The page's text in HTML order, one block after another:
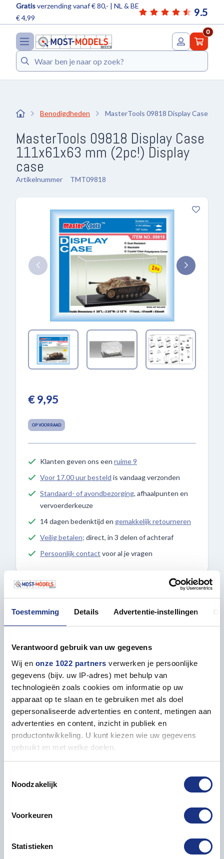
Toestemming Details Advertentie-instellingen
Verantwoord gebruik van uw gegevens
Wij en onze 1022 partners verwerken je persoonlijke
gegevens (bijv. uw IP-adres) met behulp van
technologieën zoals cookies om informatie op uw
apparaat op te slaan en te gebruiken met als doel
gepersonaliseerde advertenties en content, metingen aan
advertenties en content, inzicht in publiek en
productontwikkeling. U kunt kiezen wie uw gegevens
gebruikt en met welke doelen.
Informatie verzamelen over uw geografische locatie,
Uw apparaat identificeren door het actief te scannen
op specifieke eigenschappen (fingerprinting)
verwerkt en stel uw voorkeuren in het
detailgedeelte
in.
Noodzakelijk
Voorkeuren
Statistieken
9.5
Gratisverzending vanaf € 80,- | NL & BE
€ 4,99
0
Zoeken
Benodigdheden MasterTools 09818 Display Case
MasterTools 09818 Display Case
111x61x63 mm (2pc!) Display
case
Artikelnummer TMT09818
€ 9,95
OP VOORRAAD
Klanten geven ons een ruime 9
Voor 17.00 uur besteld is vandaag verzonden
Standaard- of avondbezorging, afhaalpunten en
vervoerderkeuze
14 dagen bedenktijd en gemakkelijk retourneren
Veilig betalen; direct, in 3 delen of achteraf
Persoonlijk contact voor al je vragen
Vitrine met deksel van glashelder polystyreen,
stapelbaar en stofbestendig.
Bijvoorbeeld bruikbaar voor 1/87 auto - 1/144 militair.
Afmetingen zijn de binnenmaten!